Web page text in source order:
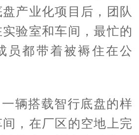
产业化项目后，团队
验室和车间，最忙的
员都带着被褥住在公
辆搭载智行底盘的样
，在厂区的空地上完